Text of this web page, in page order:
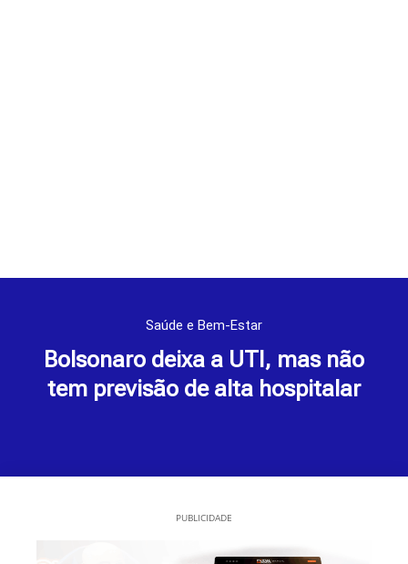
Saúde e Bem-Estar
Bolsonaro deixa a UTI, mas não
tem previsão de alta hospitalar
PUBLICIDADE